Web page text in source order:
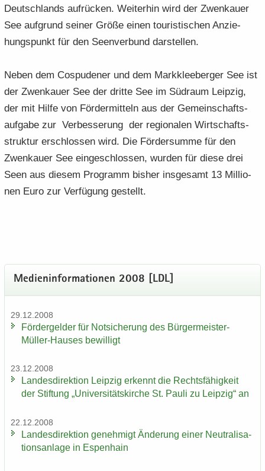
Deutsch­lands auf­rü­cken. Wei­ter­hin wird der Zwenkau­er
See auf­grund sei­ner Größe einen tou­ris­ti­schen An­zie­
hungs­punkt für den Seen­ver­bund dar­stel­len.
Neben dem Cos­pu­de­ner und dem Mark­klee­ber­ger See ist
der Zwenkau­er See der drit­te See im Süd­raum Leip­zig,
der mit Hilfe von För­der­mit­teln aus der Ge­mein­schafts­
auf­ga­be zur Ver­bes­se­rung der re­gio­na­len Wirt­schafts­
struk­tur er­schlos­sen wird. Die För­der­sum­me für den
Zwenkau­er See ein­ge­schlos­sen, wur­den für diese drei
Seen aus die­sem Pro­gramm bis­her ins­ge­samt 13 Mil­lio­
nen Euro zur Ver­fü­gung ge­stellt.
Me­di­en­in­for­ma­tio­nen 2008 [LDL]
29.12.2008
För­der­gel­der für Not­si­che­rung des Bürgermeister-​
Müller-Hauses be­wil­ligt
23.12.2008
Lan­des­di­rek­ti­on Leip­zig er­kennt die Rechts­fä­hig­keit
der Stif­tung „Uni­ver­si­täts­kir­che St. Pauli zu Leip­zig“ an
22.12.2008
Lan­des­di­rek­ti­on ge­neh­migt Än­de­rung einer Neu­tra­li­sa­
ti­ons­an­la­ge in Es­pen­hain